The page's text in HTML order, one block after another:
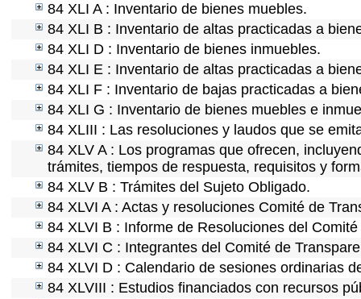
84 XLI A : Inventario de bienes muebles.
84 XLI B : Inventario de altas practicadas a
84 XLI D : Inventario de bienes inmuebles.
84 XLI E : Inventario de altas practicadas a
84 XLI F : Inventario de bajas practicadas a
84 XLI G : Inventario de bienes muebles e
84 XLIII : Las resoluciones y laudos que se
84 XLV A : Los programas que ofrecen,
trámites, tiempos de respuesta, requisitos y
84 XLV B : Trámites del Sujeto Obligado.
84 XLVI A : Actas y resoluciones Comité de
84 XLVI B : Informe de Resoluciones del
84 XLVI C : Integrantes del Comité de
84 XLVI D : Calendario de sesiones ordinarias
84 XLVIII : Estudios financiados con recursos